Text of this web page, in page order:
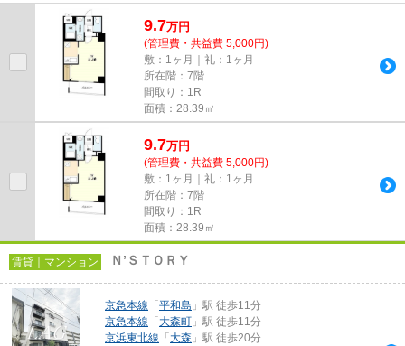
しております！最新の情報は...
9.7万円
(管理費・共益費 5,000円)
敷：1ヶ月｜礼：1ヶ月
所在階：7階
間取り：1R
面積：28.39㎡
9.7万円
(管理費・共益費 5,000円)
敷：1ヶ月｜礼：1ヶ月
所在階：7階
間取り：1R
面積：28.39㎡
賃貸｜マンション Ｎ’ＳＴＯＲＹ
京急本線 「 平和島 」駅 徒歩11分
京急本線 「 大森町 」駅 徒歩11分
京浜東北線 「 大森 」駅 徒歩20分